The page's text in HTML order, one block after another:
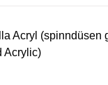
Acryl (spinndüsen
Acrylic)